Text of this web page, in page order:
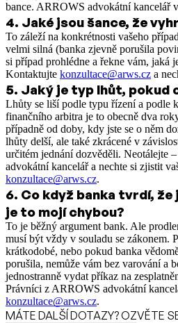
bance. ARROWS advokátní kancelář
4. Jaké jsou šance, že
To záleží na konkrétnosti vašeho
velmi silná (banka zjevně porušila
si případ prohlédne a řekne vám, jaká
Kontaktujte konzultace@arws.cz a
5. Jaký je typ lhůt, pokud
Lhůty se liší podle typu řízení a podle
finančního arbitra je to obecně dva
případně od doby, kdy jste se o něm
lhůty delší, ale také zkrácené v
určitém jednání dozvěděli. Neotálejte
advokátní kancelář a nechte si zjistit
konzultace@arws.cz.
6. Co když banka tvrdí, že
je to mojí chybou?
To je běžný argument bank. Ale
musí být vždy v souladu se zákonem.
krátkodobé, nebo pokud banka
porušila, nemůže vám bez varování a
jednostranně vydat příkaz na
Právníci z ARROWS advokátní
konzultace@arws.cz.
MÁTE DALŠÍ DOTAZY? OZVĚTE